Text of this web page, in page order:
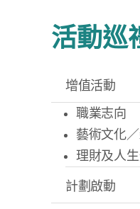
活動巡
增值活動
職業志向
藝術文化
理財及人生
計劃啟動